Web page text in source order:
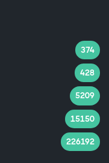
374
428
5209
15150
226192